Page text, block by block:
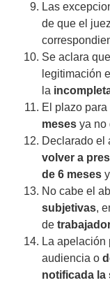
Las
de que el
Se aclara
legitimación
la
El plazo
meses ya no
Declarado el
volver a
de 6 meses
No cabe el
subjetivas,
de
La apelación
audiencia o
notificada la